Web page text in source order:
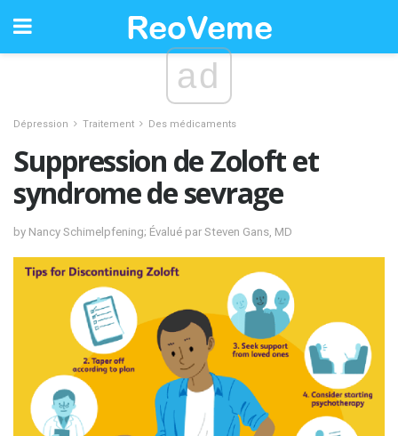
ad
Dépression Traitement Des médicaments
Suppression de Zoloft et
syndrome de sevrage
by Nancy Schimelpfening; Évalué par Steven Gans, MD